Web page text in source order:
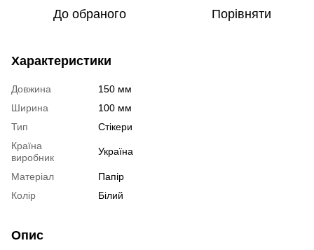
До обраного Порівняти
Характеристики
Довжина
150 мм
Ширина
100 мм
Тип
Стікери
Країна
виробник
Україна
Матеріал
Папір
Колір
Білий
Опис